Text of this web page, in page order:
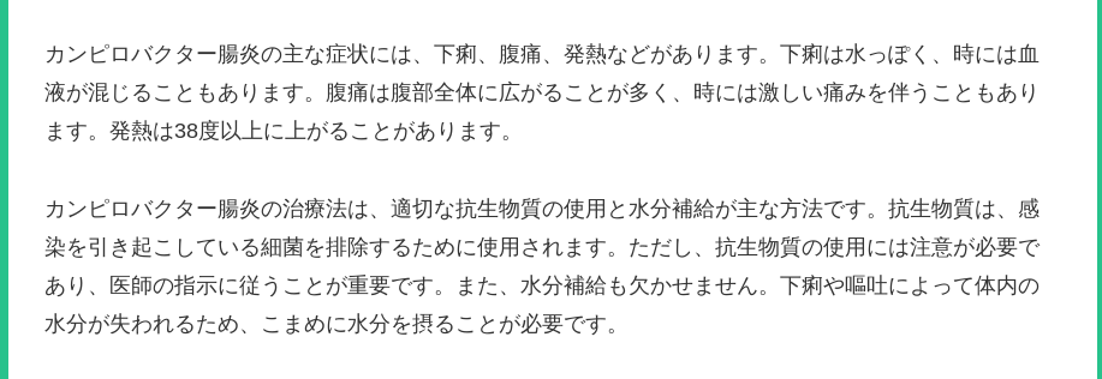
カンピロバクター腸炎の主な症状には、下痢、腹痛、発熱などがあります。下痢は水っぽく、時には血
液が混じることもあります。腹痛は腹部全体に広がることが多く、時には激しい痛みを伴うこともあり
ます。発熱は38度以上に上がることがあります。
カンピロバクター腸炎の治療法は、適切な抗生物質の使用と水分補給が主な方法です。抗生物質は、感
染を引き起こしている細菌を排除するために使用されます。ただし、抗生物質の使用には注意が必要で
あり、医師の指示に従うことが重要です。また、水分補給も欠かせません。下痢や嘔吐によって体内の
水分が失われるため、こまめに水分を摂ることが必要です。